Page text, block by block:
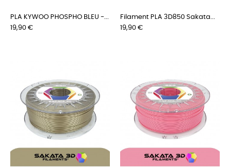
PLA KYWOO PHOSPHO BLEU -...
Preis
19,90 €
Filament PLA 3D850 Sakata...
Preis
19,90 €